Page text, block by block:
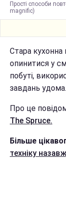
Прості способи
magnific)
Стара кухонна
опинитися у
побуті,
завдань удома.
Про це
The Spruce.
Більше
техніку